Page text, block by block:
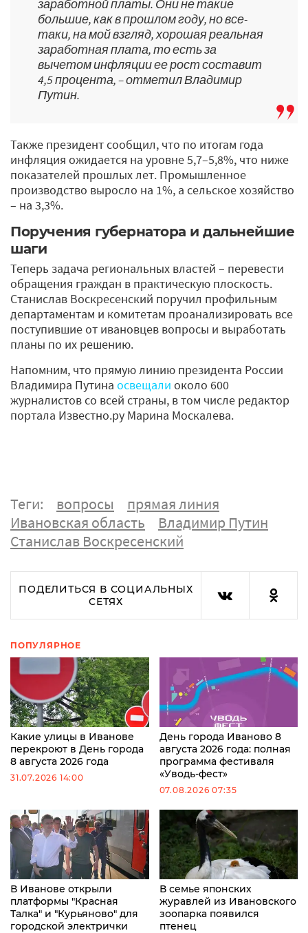
заработной платы. Они не такие
большие, как в прошлом году, но все-
таки, на мой взгляд, хорошая реальная
заработная плата, то есть за
вычетом инфляции ее рост составит
4,5 процента, – отметил Владимир
Путин.
Также президент сообщил, что по итогам года
инфляция ожидается на уровне 5,7–5,8%, что ниже
показателей прошлых лет. Промышленное
производство выросло на 1%, а сельское хозяйство
– на 3,3%.
Поручения губернатора и дальнейшие
шаги
Теперь задача региональных властей – перевести
обращения граждан в практическую плоскость.
Станислав Воскресенский поручил профильным
департаментам и комитетам проанализировать все
поступившие от ивановцев вопросы и выработать
планы по их решению.
Напомним, что прямую линию президента России
Владимира Путина освещали около 600
журналистов со всей страны, в том числе редактор
портала Известно.ру Марина Москалева.
Теги: вопросы
прямая линия
Ивановская область
Владимир Путин
Станислав Воскресенский
ПОДЕЛИТЬСЯ В СОЦИАЛЬНЫХ
СЕТЯХ
ПОПУЛЯРНОЕ
Какие улицы в Иванове
перекроют в День города
8 августа 2026 года
31.07.2026 14:00
День города Иваново 8
августа 2026 года: полная
программа фестиваля
«Уводь-фест»
07.08.2026 07:35
В Иванове открыли
платформы "Красная
Талка" и "Курьяново" для
городской электрички
В семье японских
журавлей из Ивановского
зоопарка появился
птенец